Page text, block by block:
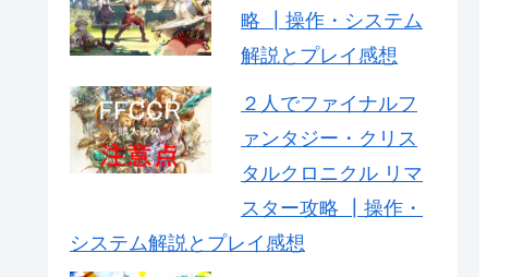
略 ┃操作・システム
解説とプレイ感想
２人でファイナルフ
ァンタジー・クリス
タルクロニクル リマ
スター攻略 ┃操作・
システム解説とプレイ感想